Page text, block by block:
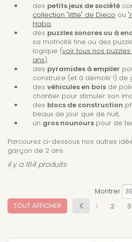
des petits jeux de société
collection "little" de Djeco ou
Haba,
des puzzles sonores ou à
sa motricité fine ou des
logique (voir tous nos
ans),
des pyramides à empiler
construire (et à démolir !) de
des véhicules en bois de
chantier pour stimuler son
des blocs de construction
beaux de jour que de nuit,
un gros nounours pour de
Parcourez ci-dessous nos autres
garçon de 2 ans
il y a 164 produits
Montrer
TOUT AFFICHER
1 2 3